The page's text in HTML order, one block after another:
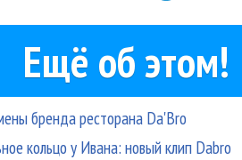
Ещё об этом!
бренда ресторана Da'Bro
кольцо у Ивана: новый клип Dabro